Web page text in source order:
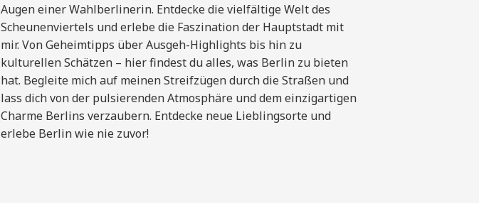
Augen einer Wahlberlinerin. Entdecke die vielfältige Welt des
Scheunenviertels und erlebe die Faszination der Hauptstadt mit
mir. Von Geheimtipps über Ausgeh-Highlights bis hin zu
kulturellen Schätzen – hier findest du alles, was Berlin zu bieten
hat. Begleite mich auf meinen Streifzügen durch die Straßen und
lass dich von der pulsierenden Atmosphäre und dem einzigartigen
Charme Berlins verzaubern. Entdecke neue Lieblingsorte und
erlebe Berlin wie nie zuvor!